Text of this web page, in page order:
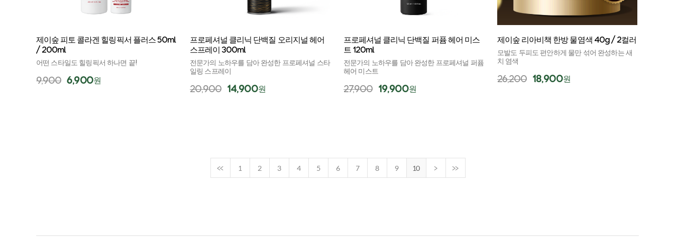
제이숲 피토 콜라겐 힐링픽서 플러스 50ml
/ 200ml
어떤 스타일도 힐링픽서 하나면 끝!
9,900 6,900원
프로페셔널 클리닉 단백질 오리지널 헤어
스프레이 300ml
전문가의 노하우를 담아 완성한 프로페셔널 스타
일링 스프레이
20,900 14,900원
프로페셔널 클리닉 단백질 퍼퓸 헤어 미스
트 120ml
전문가의 노하우를 담아 완성한 프로페셔널 퍼퓸
헤어 미스트
27,900 19,900원
제이숲 리아비책 한방 물염색 40g / 2컬러
모발도 두피도 편안하게 물만 섞어 완성하는 새
치 염색
26,200 18,900원
<< 1 2 3 4 5 6 7 8 9 10 > >>